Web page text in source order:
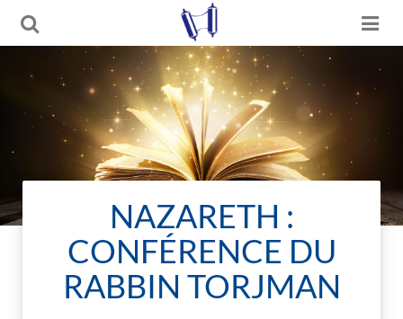
NAZARETH :
CONFÉRENCE DU
RABBIN TORJMAN